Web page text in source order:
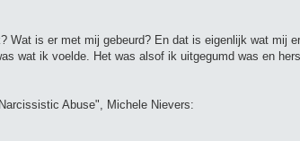
is er met mij gebeurd? En dat is eigenlijk wat mij
wat ik voelde. Het was alsof ik uitgegumd was en
Abuse", Michele Nievers: